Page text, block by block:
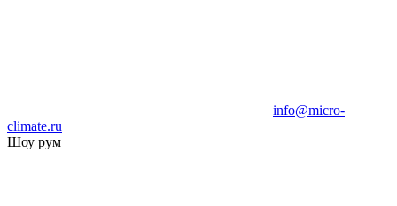
info@micro-
climate.ru
Шоу рум